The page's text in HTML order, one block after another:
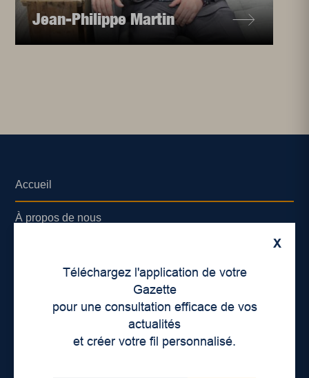
Jean-Philippe Martin
X
Téléchargez l'application de votre
Gazette
pour une consultation efficace de vos
actualités
et créer votre fil personnalisé.
Accueil
À propos de nous
Lieux de distribution